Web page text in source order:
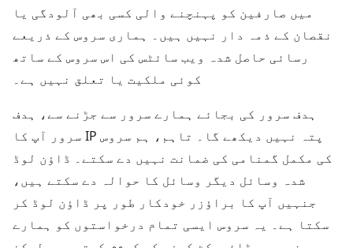
میں صارفین کو پہنچنے والی کسی بھی آلودگی یا
نقصان کے ذمہ دار نہیں ہیں۔ ہماری سروس کے ذریعے
رسائی حاصل شدہ ویب سائٹس کی اس سروس کے ساتھ
کوئی ملکیت یا تعلق نہیں ہے۔
ہدف سرور کی بجائے ہمارے سرور سے جڑنے سے، ہدف
سرور آپ کا IP پتہ نہیں دیکھے گا۔ تاہم، ہم سروس
کی مکمل گمنامی کی ضمانت نہیں دے سکتے۔ ڈاؤن لوڈ
شدہ وسائل دیگر وسائل کا حوالہ دے سکتے ہیں،
جنہیں آپ کا براؤزر خودکار طور پر ڈاؤن لوڈ کر
سکتا ہے۔ یہ سروس ایسی تمام درخواستوں کو ہمارے